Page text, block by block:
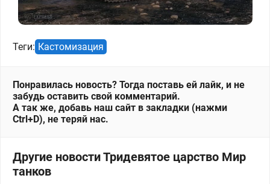
Теги: Кастомизация
Понравилась новость? Тогда поставь ей лайк, и не
забудь оставить свой комментарий.
А так же, добавь наш сайт в закладки (нажми
Ctrl+D), не теряй нас.
Другие новости Тридевятое царство Мир
танков